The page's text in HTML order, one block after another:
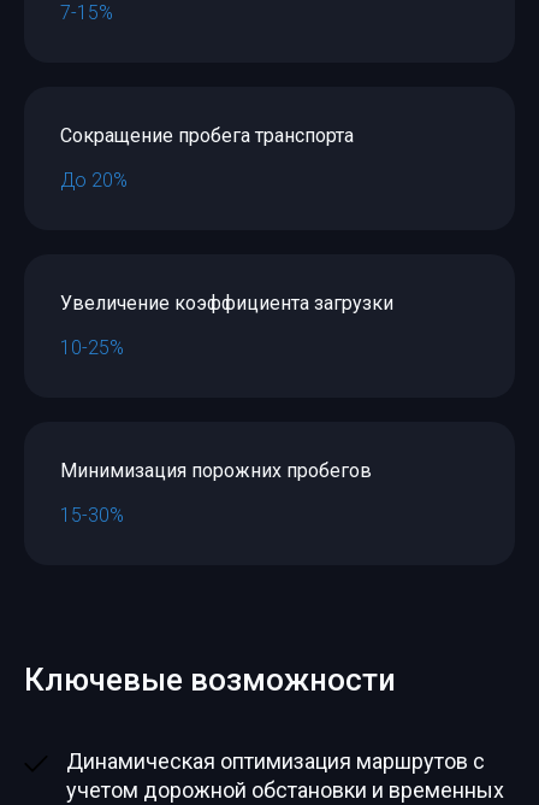
7-15%
Сокращение пробега транспорта
До 20%
Увеличение коэффициента загрузки
10-25%
Минимизация порожних пробегов
15-30%
Ключевые возможности
Динамическая оптимизация маршрутов с
учетом дорожной обстановки и временных